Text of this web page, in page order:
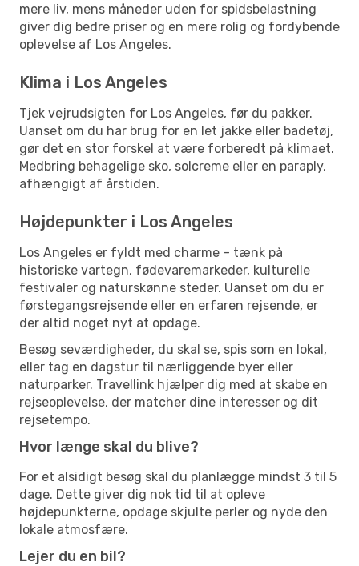
mere liv, mens måneder uden for spidsbelastning
giver dig bedre priser og en mere rolig og fordybende
oplevelse af Los Angeles.
Klima i Los Angeles
Tjek vejrudsigten for Los Angeles, før du pakker.
Uanset om du har brug for en let jakke eller badetøj,
gør det en stor forskel at være forberedt på klimaet.
Medbring behagelige sko, solcreme eller en paraply,
afhængigt af årstiden.
Højdepunkter i Los Angeles
Los Angeles er fyldt med charme – tænk på
historiske vartegn, fødevaremarkeder, kulturelle
festivaler og naturskønne steder. Uanset om du er
førstegangsrejsende eller en erfaren rejsende, er
der altid noget nyt at opdage.
Besøg seværdigheder, du skal se, spis som en lokal,
eller tag en dagstur til nærliggende byer eller
naturparker. Travellink hjælper dig med at skabe en
rejseoplevelse, der matcher dine interesser og dit
rejsetempo.
Hvor længe skal du blive?
For et alsidigt besøg skal du planlægge mindst 3 til 5
dage. Dette giver dig nok tid til at opleve
højdepunkterne, opdage skjulte perler og nyde den
lokale atmosfære.
Lejer du en bil?